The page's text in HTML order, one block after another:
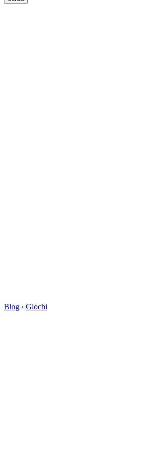
Blog › Giochi